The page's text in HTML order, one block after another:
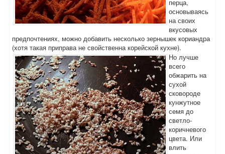
перца,
основываясь
на своих
вкусовых
предпочтениях, можно добавить несколько зернышек кориандра
(хотя такая приправа не свойственна корейской кухне).
Но лучше
всего
обжарить на
сухой
сковороде
кунжутное
семя до
светло-
коричневого
цвета. Или
влить